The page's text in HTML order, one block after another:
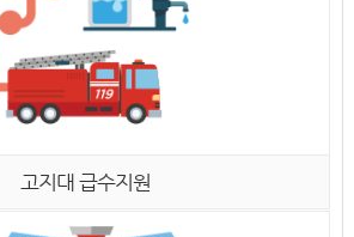
고지대 급수지원